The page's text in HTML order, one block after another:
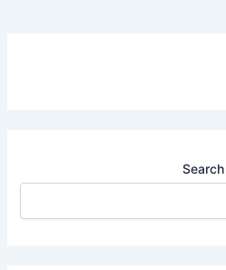
Search